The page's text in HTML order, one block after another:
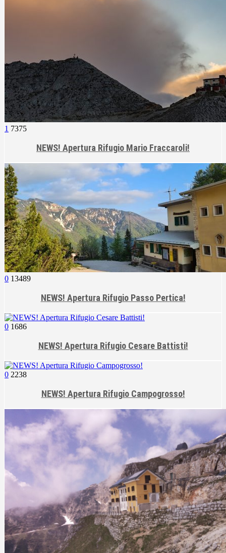
1 7375
NEWS! Apertura Rifugio Mario Fraccaroli!
0 13489
NEWS! Apertura Rifugio Passo Pertica!
0 1686
NEWS! Apertura Rifugio Cesare Battisti!
0 2238
NEWS! Apertura Rifugio Campogrosso!